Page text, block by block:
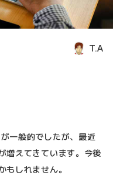
T.A
一般的でしたが、最近
増えてきています。今後
しれません。